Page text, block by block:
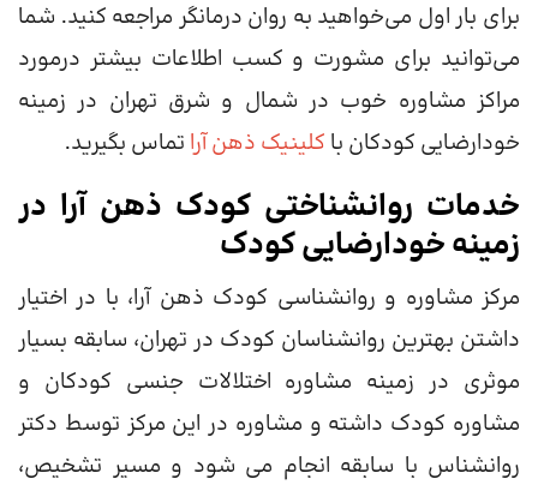
برای بار اول می‌خواهید به روان درمانگر مراجعه کنید. شما
می‌توانید برای مشورت و کسب اطلاعات بیشتر درمورد
مراکز مشاوره خوب در شمال و شرق تهران در زمینه
خودارضایی کودکان با کلینیک ذهن آرا تماس بگیرید.
خدمات روانشناختی کودک ذهن آرا در
زمینه خودارضایی کودک
مرکز مشاوره و روانشناسی کودک ذهن آرا، با در اختیار
داشتن بهترین روانشناسان کودک در تهران، سابقه بسیار
موثری در زمینه مشاوره اختلالات جنسی کودکان و
مشاوره کودک داشته و مشاوره در این مرکز توسط دکتر
روانشناس با سابقه انجام می شود و مسیر تشخیص،